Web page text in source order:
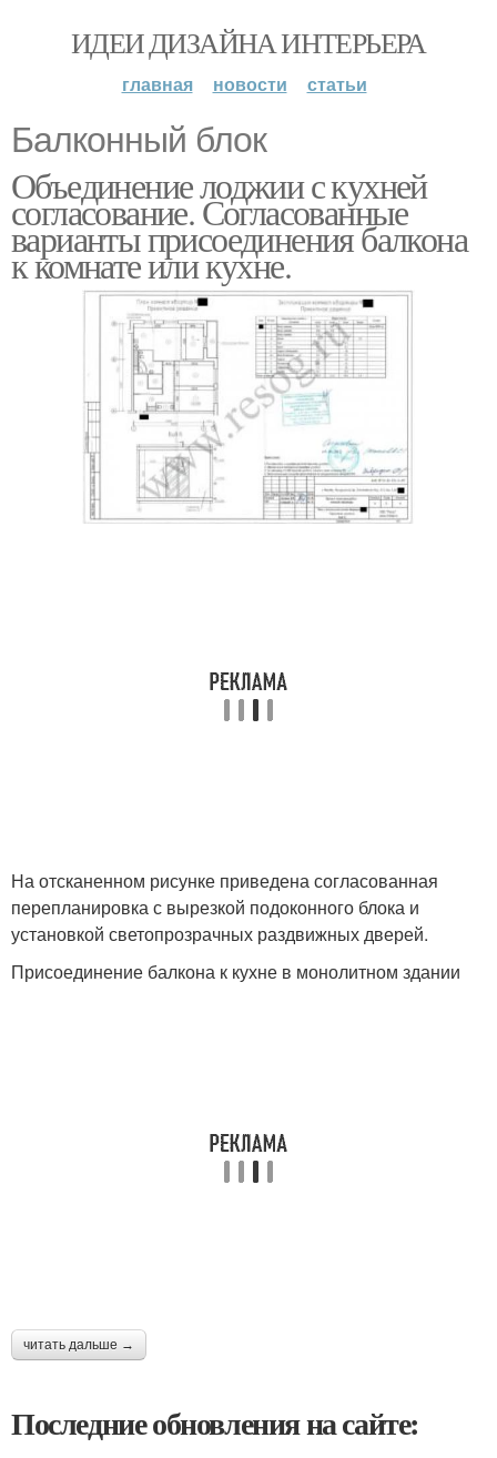
ИДЕИ ДИЗАЙНА ИНТЕРЬЕРА
главная новости статьи
Балконный блок
Объединение лоджии с кухней
согласование. Согласованные
варианты присоединения балкона
к комнате или кухне.
На отсканенном рисунке приведена согласованная
перепланировка с вырезкой подоконного блока и
установкой светопрозрачных раздвижных дверей.
Присоединение балкона к кухне в монолитном здании
читать дальше →
Последние обновления на сайте: